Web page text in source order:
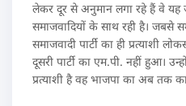
लेकर दूर से अनुमान लगा रहे हैं वे यह
समाजवादियों के साथ रही है। जबसे
समाजवादी पार्टी का ही प्रत्याशी
दूसरी पार्टी का एम.पी. नहीं हुआ।
प्रत्याशी है वह भाजपा का अब तक